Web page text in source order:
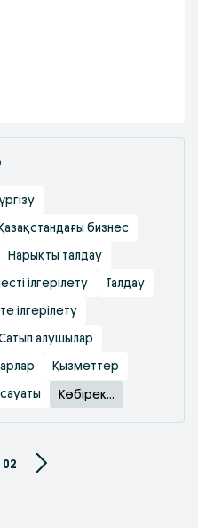
Қазақстандағы бизнес
Нарықты талдау
ілгерілету Талдау
ілгерілету
алушылар
Қызметтер
Көбірек...
02